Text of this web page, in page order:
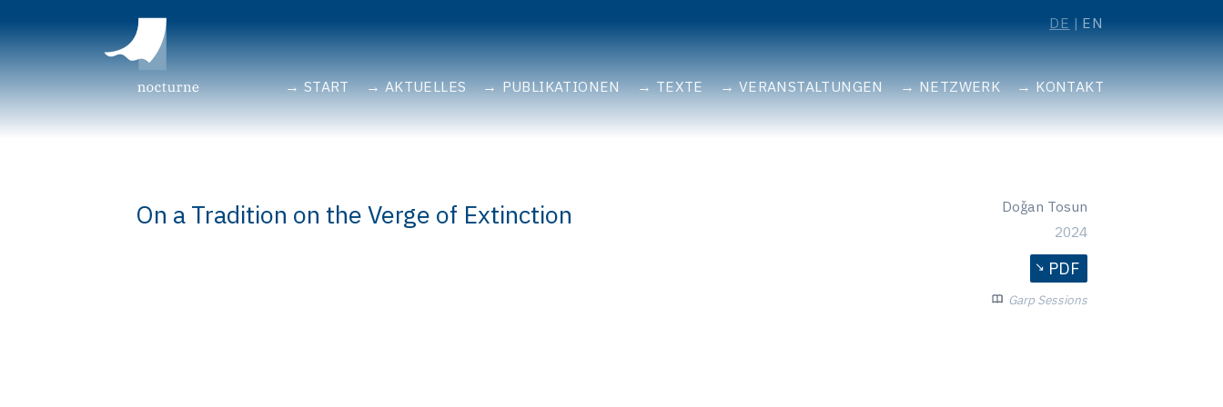
START AKTUELLES PUBLIKATIONEN TEXTE VERANSTALTUNGEN NETZWERK KONTAKT
DE EN
On a Tradition on the Verge of Extinction
Doğan Tosun
2024
PDF
Garp Sessions